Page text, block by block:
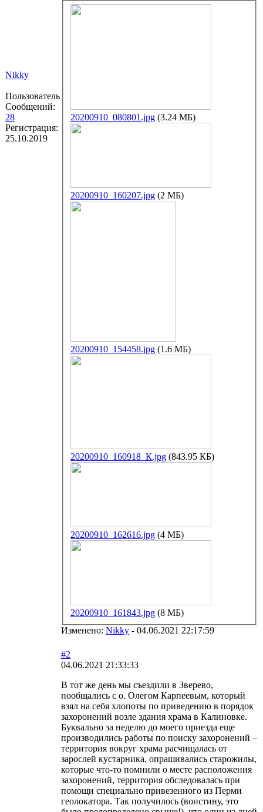
Nikky
Пользователь
Сообщений:
28
Регистрация:
25.10.2019
20200910_080801.jpg (3.24 МБ)
20200910_160207.jpg (2 МБ)
20200910_154458.jpg (1.6 МБ)
20200910_160918_К.jpg (843.95 КБ)
20200910_162616.jpg (4 МБ)
20200910_161843.jpg (8 МБ)
Изменено: Nikky - 04.06.2021 22:17:59
#2
04.06.2021 21:33:33
В тот же день мы съездили в Зверево,
пообщались с о. Олегом Карпеевым, который
взял на себя хлопоты по приведению в порядок
захоронений возле здания храма в Калиновке.
Буквально за неделю до моего приезда еще
производились работы по поиску захоронений –
территория вокруг храма расчищалась от
зарослей кустарника, опрашивались старожилы,
которые что-то помнили о месте расположения
захоронений, территория обследовалась при
помощи специально привезенного из Перми
геолокатора. Так получилось (воистину, это